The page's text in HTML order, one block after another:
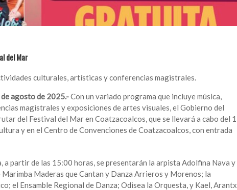
del Mar
culturales, artísticas y conferencias magistrales.
agosto de 2025.-Con un variado programa que incluye música,
magistrales y exposiciones de artes visuales, el Gobierno del
del Festival del Mar en Coatzacoalcos, que se llevará a cabo del
y en el Centro de Convenciones de Coatzacoalcos, con entrada
a partir de las 15:00 horas, se presentarán la arpista Adolfina Nava y
Marimba Maderas que Cantan y Danza Arrieros y Morenos; la
el Ensamble Regional de Danza; Odisea la Orquesta, y Kael,